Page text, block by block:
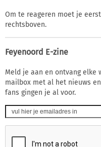
Om te reageren moet je
rechtsboven.
Feyenoord E-zine
Meld je aan en ontvang elke
mailbox met al het nieuws
fans gingen je al voor.